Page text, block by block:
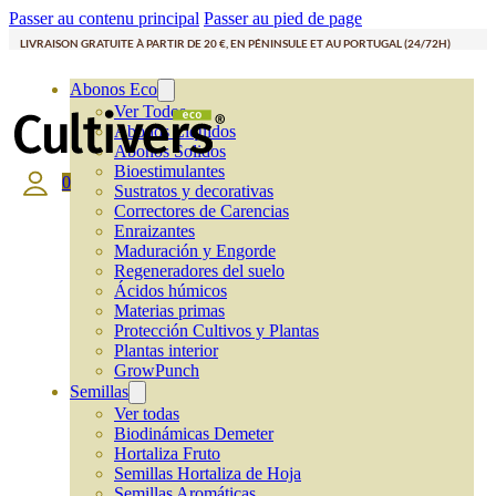
Passer au contenu principal Passer au pied de page
LIVRAISON GRATUITE À PARTIR DE 20 €, EN PÉNINSULE ET AU PORTUGAL (24/72H)
Abonos Eco
Ver Todos
Abonos Líquidos
Abonos Solidos
Bioestimulantes
Sustratos y decorativas
Correctores de Carencias
Enraizantes
Maduración y Engorde
Regeneradores del suelo
Ácidos húmicos
Materias primas
Protección Cultivos y Plantas
Plantas interior
GrowPunch
Semillas
Ver todas
Biodinámicas Demeter
Hortaliza Fruto
Semillas Hortaliza de Hoja
0